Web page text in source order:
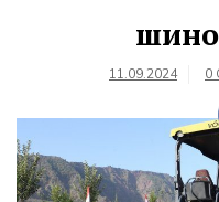
11.09.2024 0